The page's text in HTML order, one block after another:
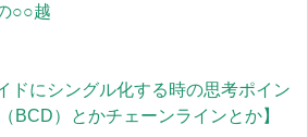
○○越
ドにシングル化する時の思考ポイン
BCD）とかチェーンラインとか】